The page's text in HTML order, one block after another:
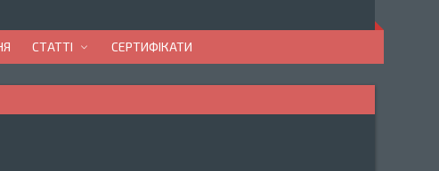
СТАТТІ СЕРТИФІКАТИ